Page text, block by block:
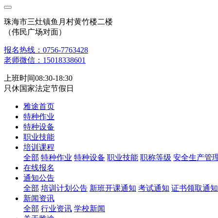
珠海市三灶镇鱼月村黄竹楼二楼
（伟民广场对面）
报名热线：0756-7763428
老师微信：15018338601
上班时间08:30-18:30
只休国家法定节假日
雅途首页
特种作业
特种设备
职业技能
培训课程
全部 特种作业 特种设备 职业技能 职称等级 安全生产管
在线报名
通知公告
全部 培训计划公告 新班开课通知 考试通知 证书领取通知
新闻资讯
全部 行业资讯 学校新闻